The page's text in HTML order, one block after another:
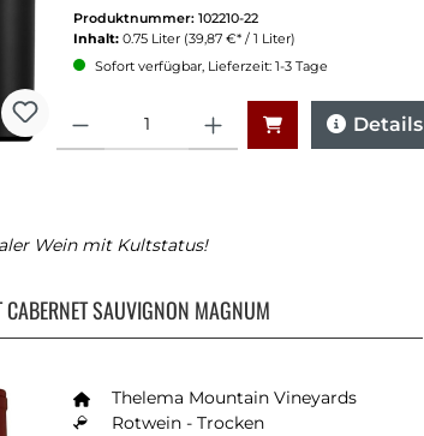
Produktnummer: 102210-22
Inhalt: 0.75 Liter (39,87 €* / 1 Liter)
Sofort verfügbar, Lieferzeit: 1-3 Tage
Details
Wein mit Kultstatus!
CABERNET SAUVIGNON MAGNUM
Thelema Mountain Vineyards
Rotwein - Trocken